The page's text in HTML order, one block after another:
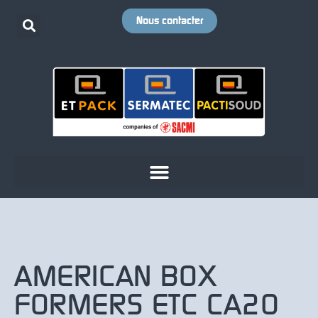
Nous contacter
AMERICAN BOX
FORMERS ETC CA20